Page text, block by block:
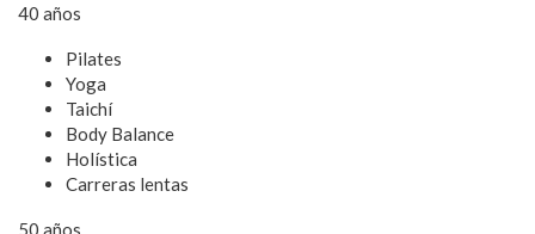
40 años
Pilates
Yoga
Taichí
Body Balance
Holística
Carreras lentas
50 años